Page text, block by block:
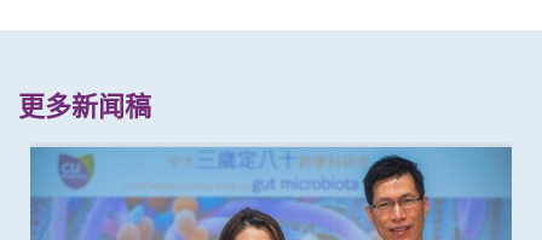
更多新闻稿